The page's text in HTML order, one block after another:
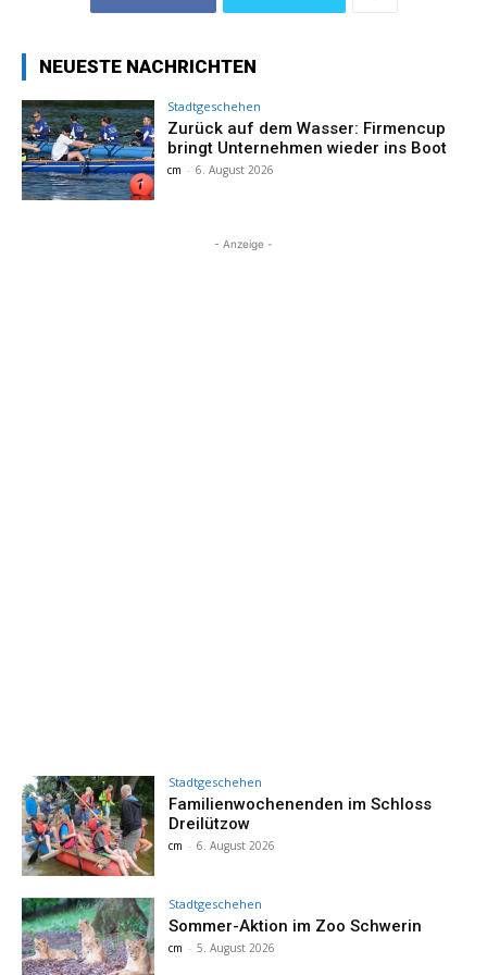
NEUESTE NACHRICHTEN
Stadtgeschehen
Zurück auf dem Wasser: Firmencup
bringt Unternehmen wieder ins Boot
cm - 6. August 2026
- Anzeige -
Stadtgeschehen
Familienwochenenden im Schloss
Dreilützow
cm - 6. August 2026
Stadtgeschehen
Sommer-Aktion im Zoo Schwerin
cm - 5. August 2026